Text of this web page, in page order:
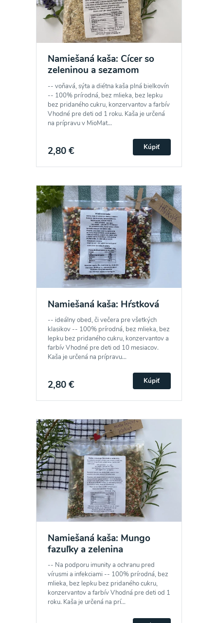
Namiešaná kaša: Cícer so
zeleninou a sezamom
-- voňavá, sýta a diétna kaša plná bielkovín
-- 100% prírodná, bez mlieka, bez lepku
bez pridaného cukru, konzervantov a farbív
Vhodné pre deti od 1 roku. Kaša je určená
na prípravu v MioMat...
2,80 € Kúpiť
Namiešaná kaša: Hŕstková
-- ideálny obed, či večera pre všetkých
klasikov -- 100% prírodná, bez mlieka, bez
lepku bez pridaného cukru, konzervantov a
farbív Vhodné pre deti od 10 mesiacov.
Kaša je určená na prípravu...
2,80 € Kúpiť
Namiešaná kaša: Mungo
fazuľky a zelenina
-- Na podporu imunity a ochranu pred
vírusmi a infekciami -- 100% prírodná, bez
mlieka, bez lepku bez pridaného cukru,
konzervantov a farbív Vhodná pre deti od 1
roku. Kaša je určená na prí...
Odber noviniek a akcií
Odoslaním registrácie na Newsletter súhlasím so